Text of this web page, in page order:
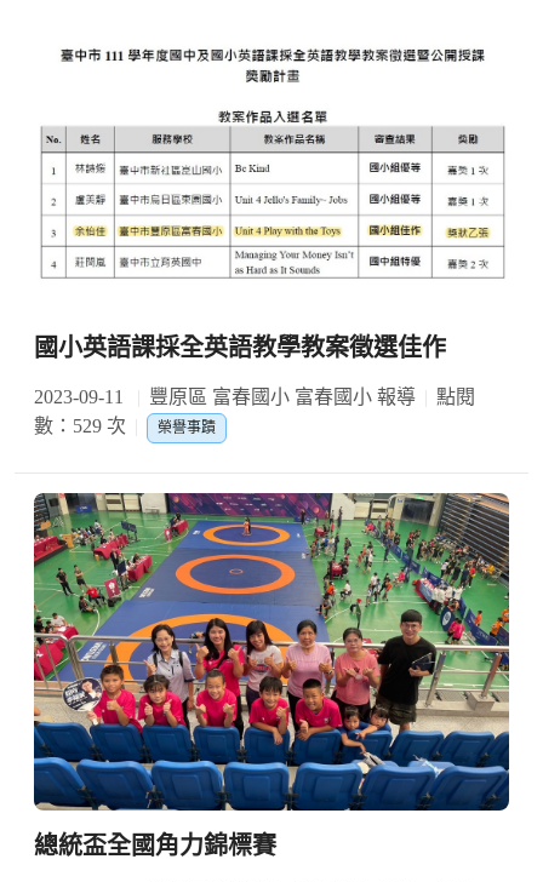
國小英語課採全英語教學教案徵選佳作
2023-09-11 豐原區 富春國小 富春國小 報導
點閱
數：529 次
榮譽事蹟
總統盃全國角力錦標賽